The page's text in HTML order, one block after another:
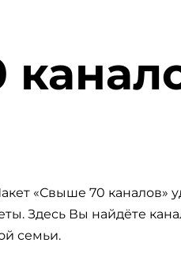
«Свыше 70 каналов»
Здесь Вы найдёте
семьи.